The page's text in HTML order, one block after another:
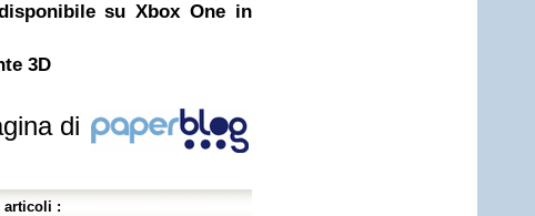
su Xbox One in
3D
di
articoli :